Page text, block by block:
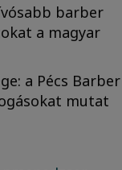
barber
a magyar
a Pécs Barber
mutat